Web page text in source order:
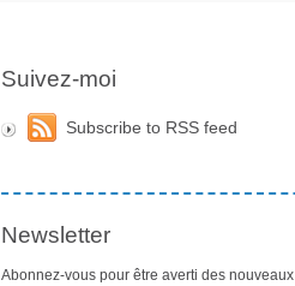
Suivez-moi
Subscribe to RSS feed
Newsletter
Abonnez-vous pour être averti des nouveaux